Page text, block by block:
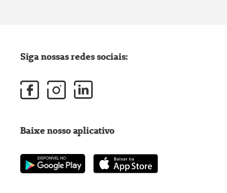
Siga nossas redes sociais:
Baixe nosso aplicativo